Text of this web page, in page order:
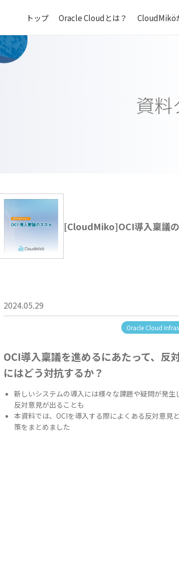
トップ Oracle Cloudとは？ CloudMikö
資料
[CloudMiko]OCI導入稟議
2024.05.29
Oracle Cloud
OCI導入稟議を進めるにあたって、反
にはどう対抗するか？
新しいシステムの導入には様々な課題や疑問が発生
反対意見が出ることも
本資料では、OCIを導入する際によくある反対意見
策をまとめました